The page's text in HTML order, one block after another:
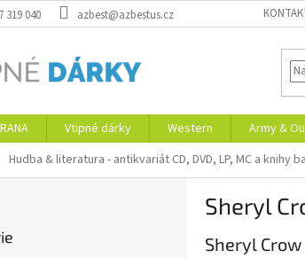
319 040 azbest@azbestus.cz
Vtipné dárky Western Army &
Hudba & literatura - antikvariát CD, DVD, LP, MC a knihy
Sheryl
Sheryl